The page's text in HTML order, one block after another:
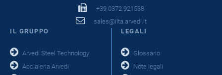
+39 0372 921538
sales@ilta.arvedi.it
IL GRUPPO
Arvedi Steel Technology
Acciaieria Arvedi
LEGALI
Glossario
Note legali